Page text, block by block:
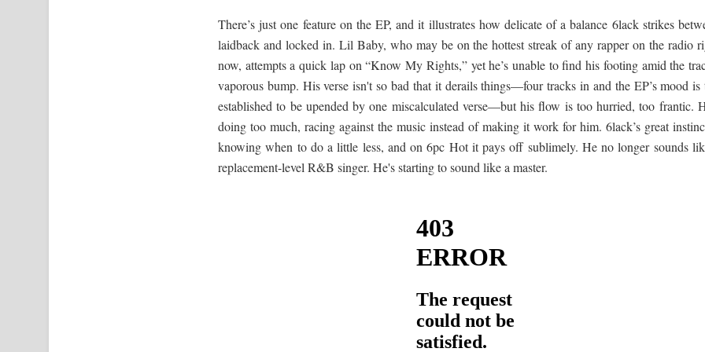
There’s just one feature on the EP, and it illustrates how delicate of a balance 6lack strikes
laidback and locked in. Lil Baby, who may be on the hottest streak of any rapper on the radio
now, attempts a quick lap on “Know My Rights,” yet he’s unable to find his footing amid the
vaporous bump. His verse isn't so bad that it derails things—four tracks in and the EP’s mood is
established to be upended by one miscalculated verse—but his flow is too hurried, too frantic.
doing too much, racing against the music instead of making it work for him. 6lack’s great
knowing when to do a little less, and on 6pc Hot it pays off sublimely. He no longer sounds
replacement-level R&B singer. He's starting to sound like a master.